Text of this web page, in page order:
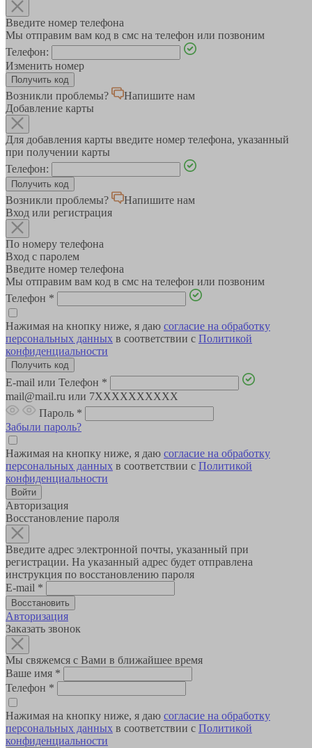
Введите номер телефона
Мы отправим вам код в смс на телефон или позвоним
Телефон:
Изменить номер
Возникли проблемы?
Напишите нам
Добавление карты
Для добавления карты введите номер телефона, указанный
при получении карты
Телефон:
Возникли проблемы?
Напишите нам
Вход или регистрация
По номеру телефона
Вход с паролем
Введите номер телефона
Мы отправим вам код в смс на телефон или позвоним
Телефон *
Нажимая на кнопку ниже, я даю согласие на обработку
персональных данных в соответствии с Политикой
конфиденциальности
E-mail или Телефон *
mail@mail.ru или 7XXXXXXXXXX
Пароль *
Забыли пароль?
Нажимая на кнопку ниже, я даю согласие на обработку
персональных данных в соответствии с Политикой
конфиденциальности
Авторизация
Восстановление пароля
Введите адрес электронной почты, указанный при
регистрации. На указанный адрес будет отправлена
инструкция по восстановлению пароля
E-mail *
Авторизация
Заказать звонок
Мы свяжемся с Вами в ближайшее время
Ваше имя *
Телефон *
Нажимая на кнопку ниже, я даю согласие на обработку
персональных данных в соответствии с Политикой
конфиденциальности